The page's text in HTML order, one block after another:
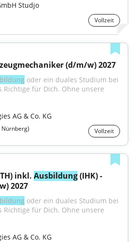
Studjo
Vollzeit
(d/m/w) 2027
oder ein duales Studium bei
Richtige für Dich. Ohne unsere
AG & Co. KG
Vollzeit
inkl. Ausbildung (IHK) -
2027
oder ein duales Studium bei
Richtige für Dich. Ohne unsere
AG & Co. KG